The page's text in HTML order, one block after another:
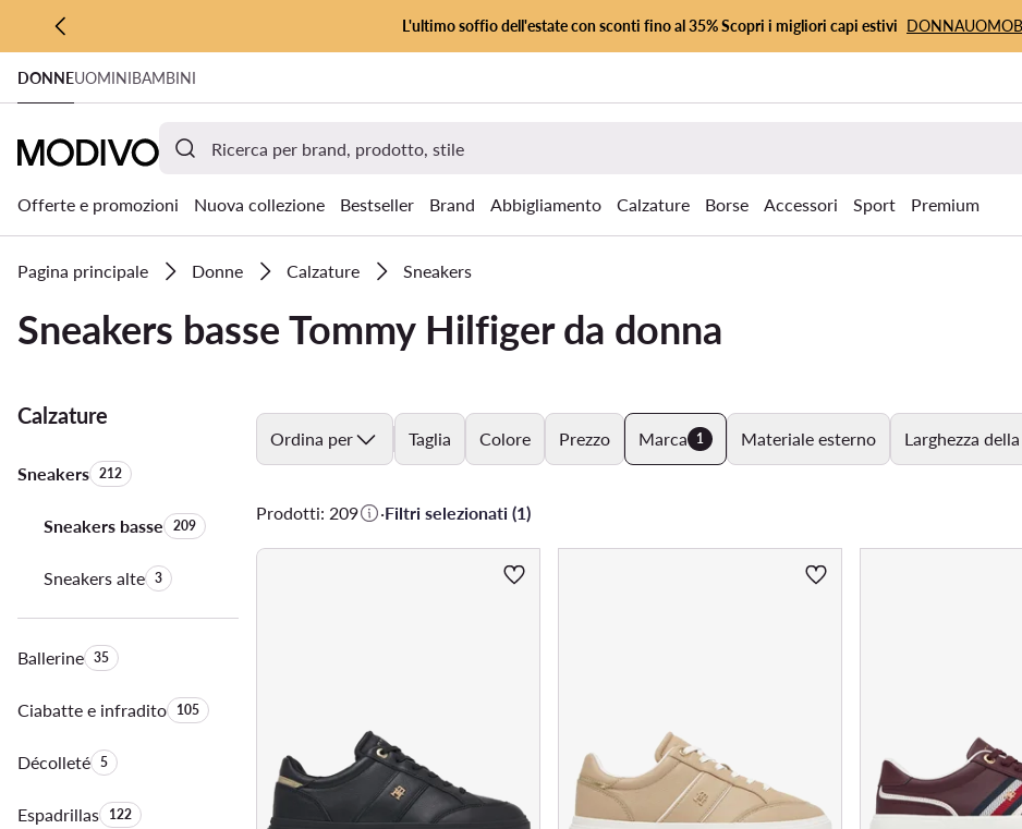
VAI AL CONTENUTO PRINCIPALE
VAI ALLA RICERCA
L'ultimo soffio dell'estate con sconti fino al 35% Scopri i migliori capi estivi DONNAUOMO
DONNEUOMINIBAMBINI
Offerte e promozioni Nuova collezione Bestseller Brand Abbigliamento Calzature Borse Accessori Sport Premium
Pagina principale Donne Calzature Sneakers
Sneakers basse Tommy Hilfiger da donna
Calzature
SneakersQuantità di prodotti:
212
Sneakers basseQuantità di prodotti:
209
Sneakers alteQuantità di prodotti:
3
BallerineQuantità di prodotti:
35
Ciabatte e infraditoQuantità di prodotti:
105
DécolletéQuantità di prodotti:
5
EspadrillasQuantità di prodotti:
122
Ordina per Taglia Colore Prezzo Marca 1 Materiale esterno Larghezza
Prodotti: 209 ·Filtri selezionati (1)